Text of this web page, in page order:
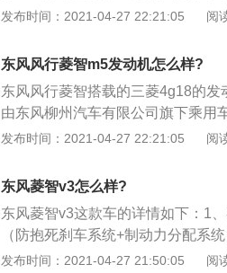
达到了5115\/1720\/1960mm，轴
载型号为4A92的1.6L自然吸气发动
米；1.6L标准型搭载型号为
峰值扭矩为138牛·米，两款新车均
速箱；3、菱智M3全面迎合了富裕
机构、事业单位在商务、商用方面
发布时间：2021-04-27 22:21:05 阅
东风风行菱智m5发动机怎么样?
东风风行菱智搭载的三菱4g18的
由东风柳州汽车有限公司旗下乘用
主品牌商务MPV；2、2001年推出
风行景逸上市。2010年8月推出首
风行景逸上榜三部委联合公布的“
行汽车在北京车展开幕首日宣布景
V市场进一步细分，进入5-7万元
2014年4月东风风行推出中高端公
发布时间：2021-04-27 22:21:05 阅
东风菱智v3怎么样?
东风菱智v3这款车的详情如下：1
（防抱死刹车系统+制动力分配系
路等复杂路况时能有效防止甩尾、
发布时间：2021-04-27 21:50:05 阅